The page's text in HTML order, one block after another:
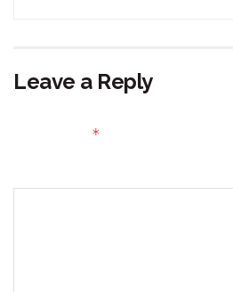
Leave a Reply
*